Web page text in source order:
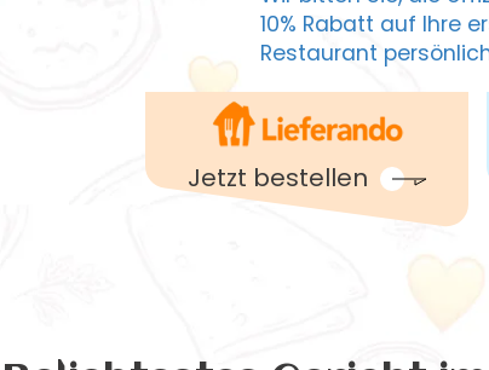
10% Rabatt auf Ihre
Restaurant
Jetzt bestellen